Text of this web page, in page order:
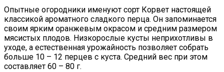
Опытные огородники именуют сорт Корвет настоящей
классикой ароматного сладкого перца. Он запоминается
своим ярким оранжевым окрасом и средним размером
мясистых плодов. Низкорослые кусты неприхотливы в
уходе, а естественная урожайность позволяет собрать
больше 10 – 12 перцев с куста. Средний вес при этом
составляет 60 – 80 г.